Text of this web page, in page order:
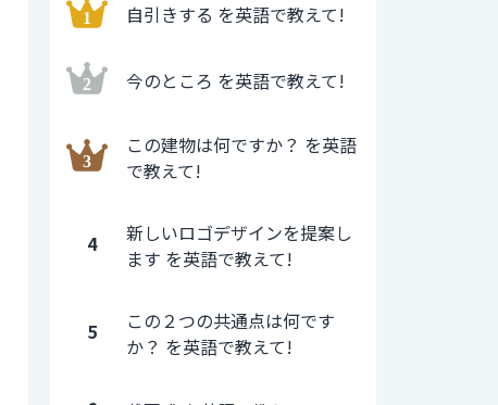
自引きする を英語で教えて!
今のところ を英語で教えて!
この建物は何ですか？ を英語
で教えて!
4
新しいロゴデザインを提案し
ます を英語で教えて!
5
この２つの共通点は何です
か？ を英語で教えて!